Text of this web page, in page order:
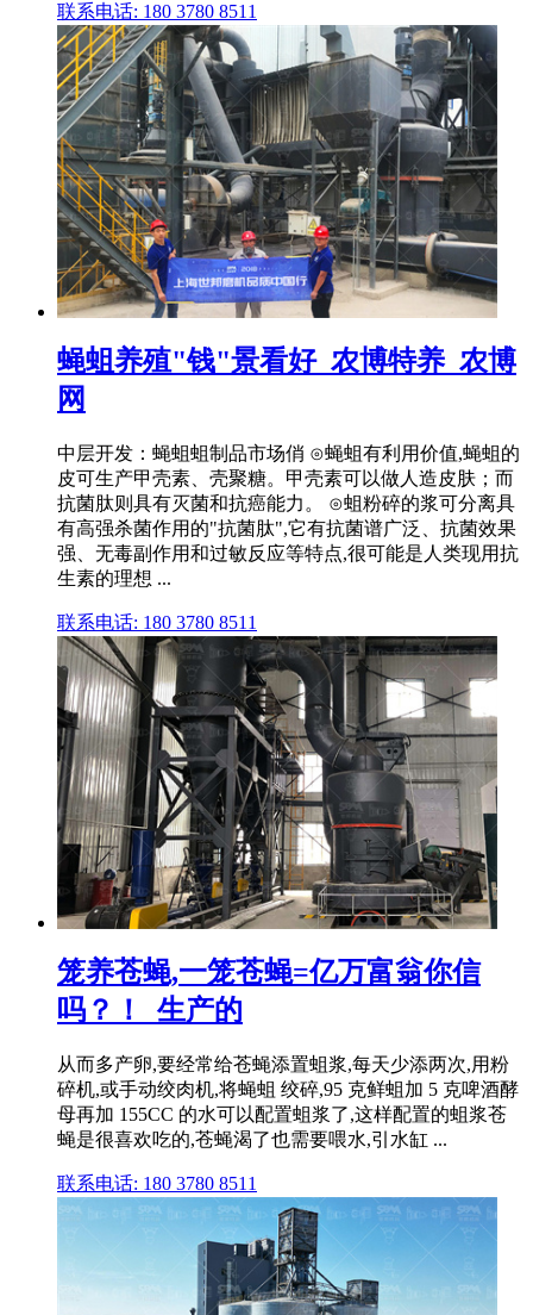
联系电话: 180 3780 8511
蝇蛆养殖"钱"景看好_农博特养_农博
网
中层开发：蝇蛆蛆制品市场俏 ⊙蝇蛆有利用价值,蝇蛆的
皮可生产甲壳素、壳聚糖。甲壳素可以做人造皮肤；而
抗菌肽则具有灭菌和抗癌能力。 ⊙蛆粉碎的浆可分离具
有高强杀菌作用的"抗菌肽",它有抗菌谱广泛、抗菌效果
强、无毒副作用和过敏反应等特点,很可能是人类现用抗
生素的理想 ...
联系电话: 180 3780 8511
笼养苍蝇,一笼苍蝇=亿万富翁你信
吗？！_生产的
从而多产卵,要经常给苍蝇添置蛆浆,每天少添两次,用粉
碎机,或手动绞肉机,将蝇蛆 绞碎,95 克鲜蛆加 5 克啤酒酵
母再加 155CC 的水可以配置蛆浆了,这样配置的蛆浆苍
蝇是很喜欢吃的,苍蝇渴了也需要喂水,引水缸 ...
联系电话: 180 3780 8511